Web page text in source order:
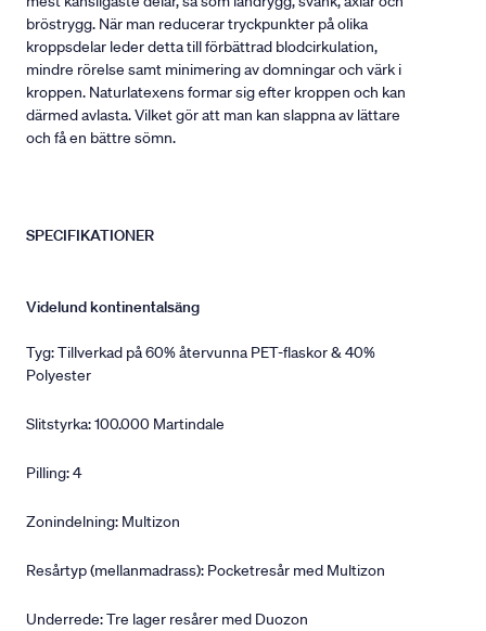
bröstrygg. När man reducerar tryckpunkter på olika
kroppsdelar leder detta till förbättrad blodcirkulation,
mindre rörelse samt minimering av domningar och värk i
kroppen. Naturlatexens formar sig efter kroppen och kan
därmed avlasta. Vilket gör att man kan slappna av lättare
och få en bättre sömn.
SPECIFIKATIONER
Videlund kontinentalsäng
Tyg: Tillverkad på 60% återvunna PET-flaskor & 40%
Polyester
Slitstyrka: 100.000 Martindale
Pilling: 4
Zonindelning: Multizon
Resårtyp (mellanmadrass): Pocketresår med Multizon
Underrede: Tre lager resårer med Duozon